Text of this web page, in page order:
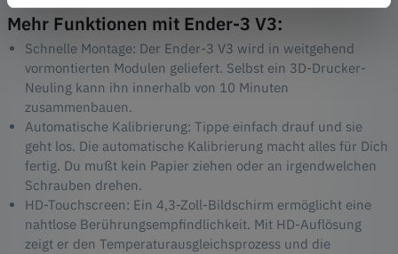
Mehr Funktionen mit Ender-3 V3:
Schnelle Montage: Der Ender-3 V3 wird in weitgehend
vormontierten Modulen geliefert. Selbst ein 3D-Drucker-
Neuling kann ihn innerhalb von 10 Minuten
zusammenbauen.
Automatische Kalibrierung: Tippe einfach drauf und sie
geht los. Die automatische Kalibrierung macht alles für Dich
fertig. Du mußt kein Papier ziehen oder an irgendwelchen
Schrauben drehen.
HD-Touchscreen: Ein 4,3-Zoll-Bildschirm ermöglicht eine
nahtlose Berührungsempfindlichkeit. Mit HD-Auflösung
zeigt er den Temperaturausgleichsprozess und die